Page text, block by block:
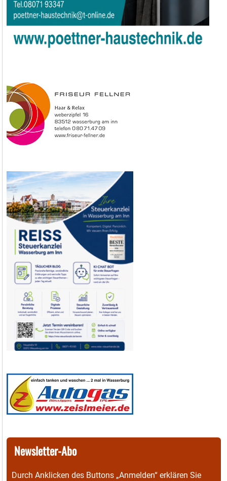
Newsletter-Abo
Durch Anklicken des Buttons „Anmelden“ erklären Sie